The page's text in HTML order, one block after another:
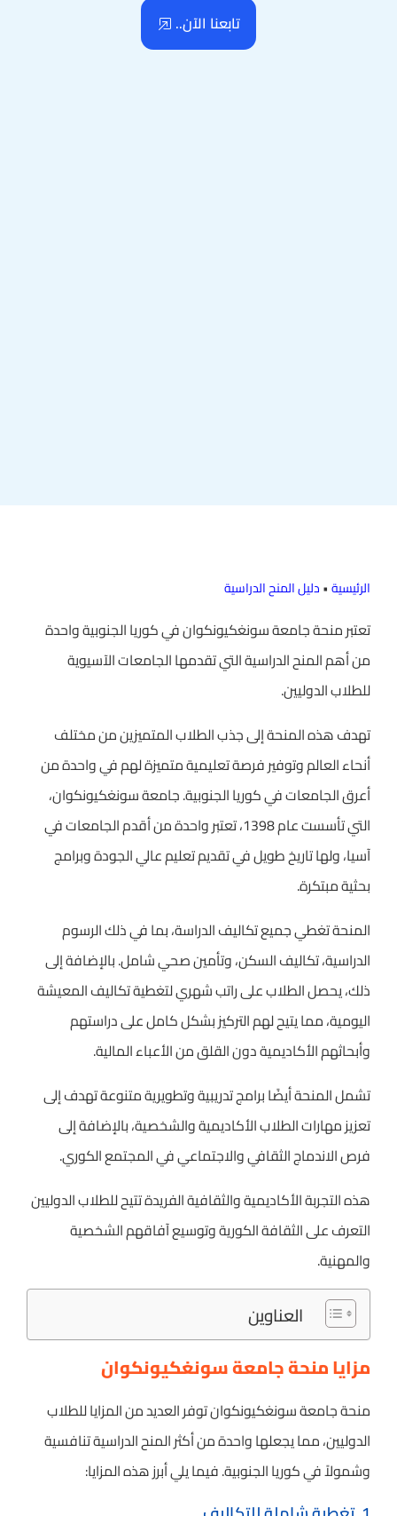
تابعنا الآن..
الرئيسية•دليل المنح الدراسية
تعتبر منحة جامعة سونغكيونكوان في كوريا الجنوبية واحدة
من أهم المنح الدراسية التي تقدمها الجامعات الآسيوية
للطلاب الدوليين.
تهدف هذه المنحة إلى جذب الطلاب المتميزين من مختلف
أنحاء العالم وتوفير فرصة تعليمية متميزة لهم في واحدة من
أعرق الجامعات في كوريا الجنوبية. جامعة سونغكيونكوان،
التي تأسست عام 1398، تعتبر واحدة من أقدم الجامعات في
آسيا، ولها تاريخ طويل في تقديم تعليم عالي الجودة وبرامج
بحثية مبتكرة.
المنحة تغطي جميع تكاليف الدراسة، بما في ذلك الرسوم
الدراسية، تكاليف السكن، وتأمين صحي شامل. بالإضافة إلى
ذلك، يحصل الطلاب على راتب شهري لتغطية تكاليف المعيشة
اليومية، مما يتيح لهم التركيز بشكل كامل على دراستهم
وأبحاثهم الأكاديمية دون القلق من الأعباء المالية.
تشمل المنحة أيضًا برامج تدريبية وتطويرية متنوعة تهدف إلى
تعزيز مهارات الطلاب الأكاديمية والشخصية، بالإضافة إلى
فرص الاندماج الثقافي والاجتماعي في المجتمع الكوري.
هذه التجربة الأكاديمية والثقافية الفريدة تتيح للطلاب الدوليين
التعرف على الثقافة الكورية وتوسيع آفاقهم الشخصية
والمهنية.
العناوين
مزايا منحة جامعة سونغكيونكوان
منحة جامعة سونغكيونكوان توفر العديد من المزايا للطلاب
الدوليين، مما يجعلها واحدة من أكثر المنح الدراسية تنافسية
وشمولاً في كوريا الجنوبية. فيما يلي أبرز هذه المزايا: